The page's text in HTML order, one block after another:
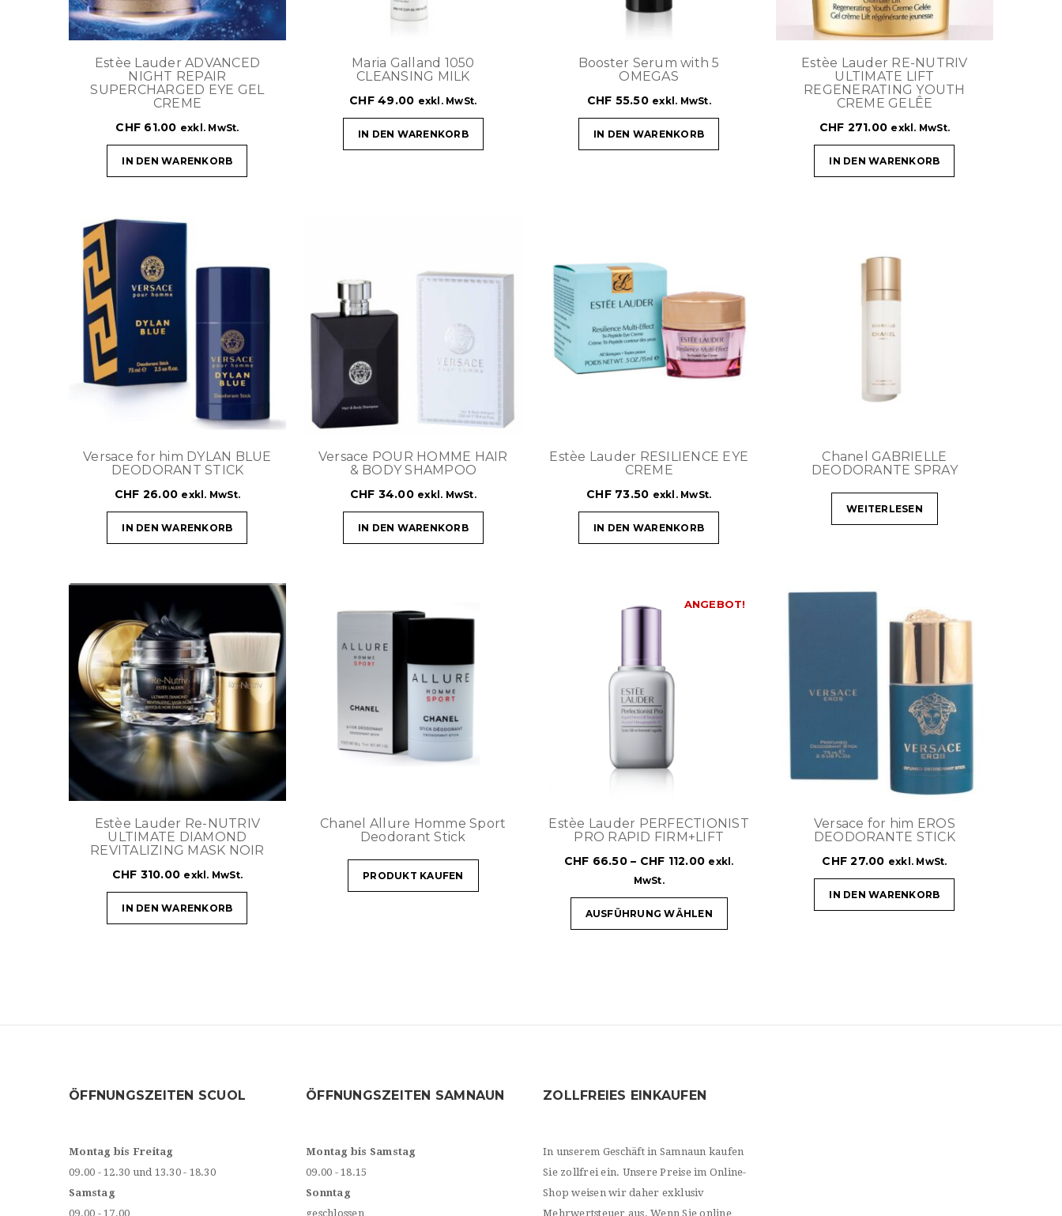
Estèe Lauder ADVANCED
NIGHT REPAIR
SUPERCHARGED EYE GEL
CREME
CHF 61.00 exkl. MwSt.
IN DEN WARENKORB
Maria Galland 1050
CLEANSING MILK
CHF49.00 exkl. MwSt.
IN DEN WARENKORB
Booster Serum with 5
OMEGAS
CHF 55.50 exkl. MwSt.
IN DEN WARENKORB
Estèe Lauder RE-NUTRIV
ULTIMATE LIFT
REGENERATING YOUTH
CREME GELÊE
CHF 271.00 exkl. MwSt.
IN DEN WARENKORB
Versace for him DYLAN BLUE
DEODORANT STICK
CHF 26.00 exkl. MwSt.
IN DEN WARENKORB
Versace POUR HOMME HAIR
& BODY SHAMPOO
CHF 34.00 exkl. MwSt.
IN DEN WARENKORB
Estèe Lauder RESILIENCE EYE
CREME
CHF73.50 exkl. MwSt.
IN DEN WARENKORB
Chanel GABRIELLE
DEODORANTE SPRAY
WEITERLESEN
Estèe Lauder Re-NUTRIV
ULTIMATE DIAMOND
REVITALIZING MASK NOIR
CHF 310.00 exkl. MwSt.
IN DEN WARENKORB
Chanel Allure Homme Sport
Deodorant Stick
PRODUKT KAUFEN
ANGEBOT!
Estèe Lauder PERFECTIONIST
PRO RAPID FIRM+LIFT
CHF 66.50– CHF 112.00 exkl.
MwSt.
AUSFÜHRUNG WÄHLEN
Versace for him EROS
DEODORANTE STICK
CHF 27.00 exkl. MwSt.
IN DEN WARENKORB
ÖFFNUNGSZEITEN SCUOL
Montag bis Freitag
09.00 - 12.30 und 13.30 - 18.30
Samstag
09.00 - 17.00
ÖFFNUNGSZEITEN SAMNAUN
Montag bis Samstag
09.00 - 18.15
Sonntag
geschlossen
ZOLLFREIES EINKAUFEN
In unserem Geschäft in Samnaun kaufen
Sie zollfrei ein. Unsere Preise im Online-
Shop weisen wir daher exklusiv
Mehrwertsteuer aus. Wenn Sie online